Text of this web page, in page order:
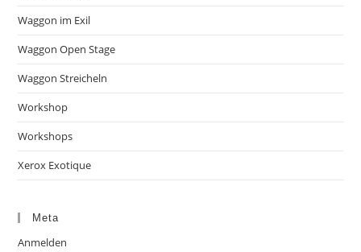
Waggon im Exil
Waggon Open Stage
Waggon Streicheln
Workshop
Workshops
Xerox Exotique
Meta
Anmelden